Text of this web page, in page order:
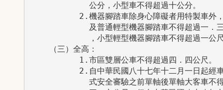
            公分，小型車不得超過十公分。
2.機器腳踏車除身心障礙者用特製車外
及普通輕型機器腳踏車不得超過一．
，小型輕型機器腳踏車不得超過一公
    （三）全高：
          1.市區雙層公車不得超過四．四公尺。
2.自中華民國八十七年十二月一日起經
式安全審驗之前單軸後單軸大客車不